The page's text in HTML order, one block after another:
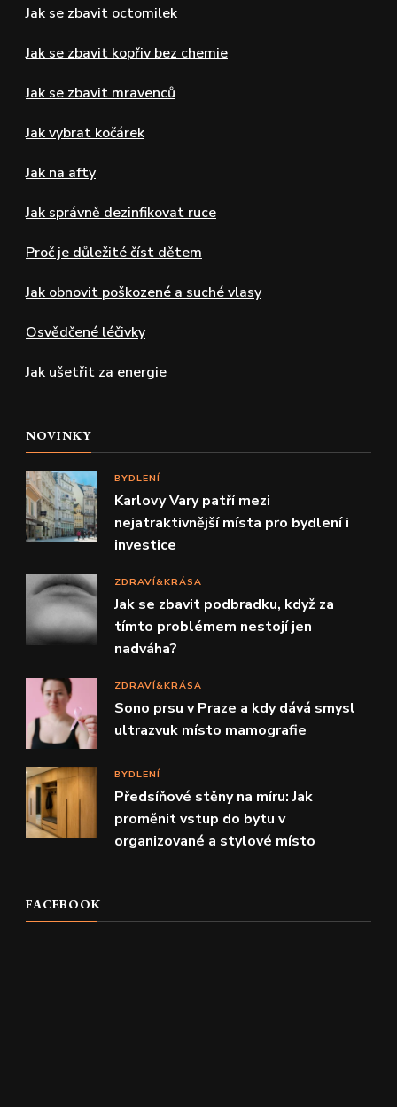
Jak se zbavit octomilek
Jak se zbavit kopřiv bez chemie
Jak se zbavit mravenců
Jak vybrat kočárek
Jak na afty
Jak správně dezinfikovat ruce
Proč je důležité číst dětem
Jak obnovit poškozené a suché vlasy
Osvědčené léčivky
Jak ušetřit za energie
NOVINKY
BYDLENÍ
Karlovy Vary patří mezi
nejatraktivnější místa pro bydlení i
investice
ZDRAVÍ&KRÁSA
Jak se zbavit podbradku, když za
tímto problémem nestojí jen
nadváha?
ZDRAVÍ&KRÁSA
Sono prsu v Praze a kdy dává smysl
ultrazvuk místo mamografie
BYDLENÍ
Předsíňové stěny na míru: Jak
proměnit vstup do bytu v
organizované a stylové místo
FACEBOOK